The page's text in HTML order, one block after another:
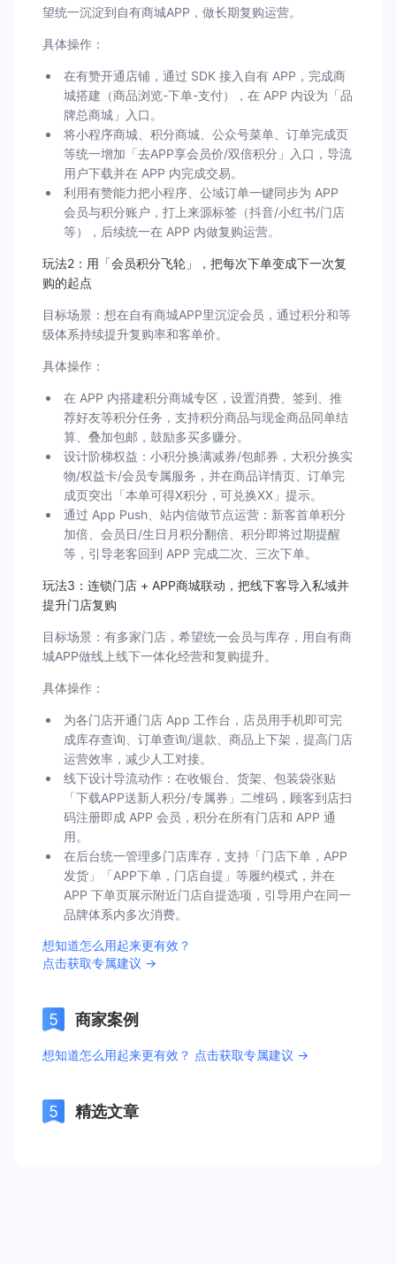
望统一沉淀到自有商城APP，做长期复购运营。
具体操作：
在有赞开通店铺，通过 SDK 接入自有 APP，完成商
城搭建（商品浏览-下单-支付），在 APP 内设为「品
牌总商城」入口。
将小程序商城、积分商城、公众号菜单、订单完成页
等统一增加「去APP享会员价/双倍积分」入口，导流
用户下载并在 APP 内完成交易。
利用有赞能力把小程序、公域订单一键同步为 APP
会员与积分账户，打上来源标签（抖音/小红书/门店
等），后续统一在 APP 内做复购运营。
玩法2：用「会员积分飞轮」，把每次下单变成下一次复
购的起点
目标场景：想在自有商城APP里沉淀会员，通过积分和等
级体系持续提升复购率和客单价。
具体操作：
在 APP 内搭建积分商城专区，设置消费、签到、推
荐好友等积分任务，支持积分商品与现金商品同单结
算、叠加包邮，鼓励多买多赚分。
设计阶梯权益：小积分换满减券/包邮券，大积分换实
物/权益卡/会员专属服务，并在商品详情页、订单完
成页突出「本单可得X积分，可兑换XX」提示。
通过 App Push、站内信做节点运营：新客首单积分
加倍、会员日/生日月积分翻倍、积分即将过期提醒
等，引导老客回到 APP 完成二次、三次下单。
玩法3：连锁门店 + APP商城联动，把线下客导入私域并
提升门店复购
目标场景：有多家门店，希望统一会员与库存，用自有商
城APP做线上线下一体化经营和复购提升。
具体操作：
为各门店开通门店 App 工作台，店员用手机即可完
成库存查询、订单查询/退款、商品上下架，提高门店
运营效率，减少人工对接。
线下设计导流动作：在收银台、货架、包装袋张贴
「下载APP送新人积分/专属券」二维码，顾客到店扫
码注册即成 APP 会员，积分在所有门店和 APP 通
用。
在后台统一管理多门店库存，支持「门店下单，APP
发货」「APP下单，门店自提」等履约模式，并在
APP 下单页展示附近门店自提选项，引导用户在同一
品牌体系内多次消费。
想知道怎么用起来更有效？
点击获取专属建议 →
商家案例
想知道怎么用起来更有效？ 点击获取专属建议 →
精选文章